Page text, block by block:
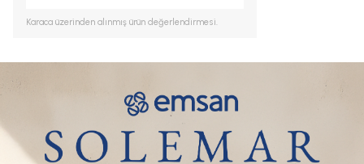
Karaca üzerinden alınmış ürün değerlendirmesi.